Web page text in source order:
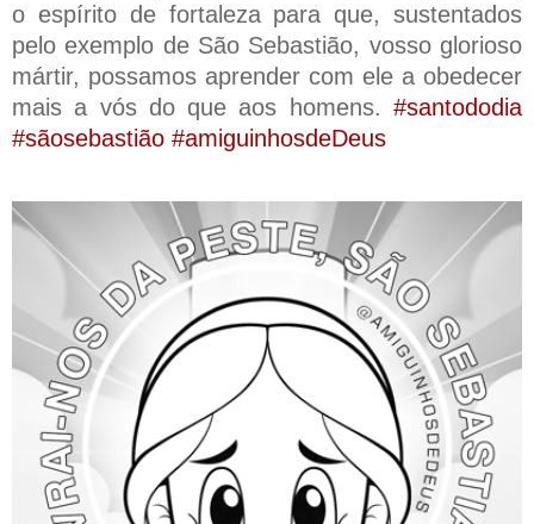
o espírito de fortaleza para que, sustentados
pelo exemplo de São Sebastião, vosso glorioso
mártir, possamos aprender com ele a obedecer
mais a vós do que aos homens. #santododia
#sãosebastião #amiguinhosdeDeus